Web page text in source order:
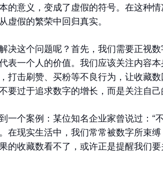
的意义，变成了虚假的符号。在这种
虚假的繁荣中回归真实。
决这个问题呢？首先，我们需要正视
表一个人的价值。我们应该关注内容
打击刷赞、买粉等不良行为，让收藏
要过于追求数字的增长，而是关注自己
一个案例：某位知名企业家曾说过：“
在现实生活中，我们常常被数字所束
的收藏数看不了，或许正是提醒我们